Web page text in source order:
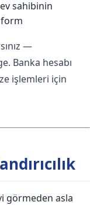
sahibinin
form
—
Banka hesabı
işlemleri için
görmeden asla